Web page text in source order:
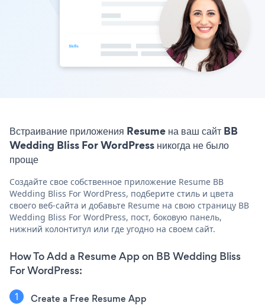
Встраивание приложения Resume на ваш сайт BB
Wedding Bliss For WordPress никогда не было
проще
Создайте свое собственное приложение Resume BB
Wedding Bliss For WordPress, подберите стиль и цвета
своего веб-сайта и добавьте Resume на свою страницу BB
Wedding Bliss For WordPress, пост, боковую панель,
нижний колонтитул или где угодно на своем сайт.
How To Add a Resume App on BB Wedding Bliss
For WordPress:
Create a Free Resume App